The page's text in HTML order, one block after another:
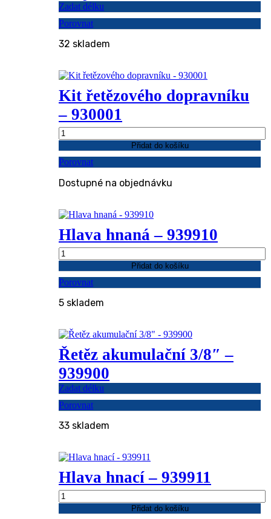
Zadat délku
Porovnat
32 skladem
Kit řetězového dopravníku
– 930001
Kit
řetězového
dopravníku
-
množství
Přidat do košíku
Porovnat
Dostupné na objednávku
Hlava hnaná – 939910
Hlava
hnaná
-
939910
Přidat do košíku
Porovnat
5 skladem
Řetěz akumulační 3/8″ –
939900
Zadat délku
Porovnat
33 skladem
Hlava hnací – 939911
Hlava
hnací
-
Přidat do košíku